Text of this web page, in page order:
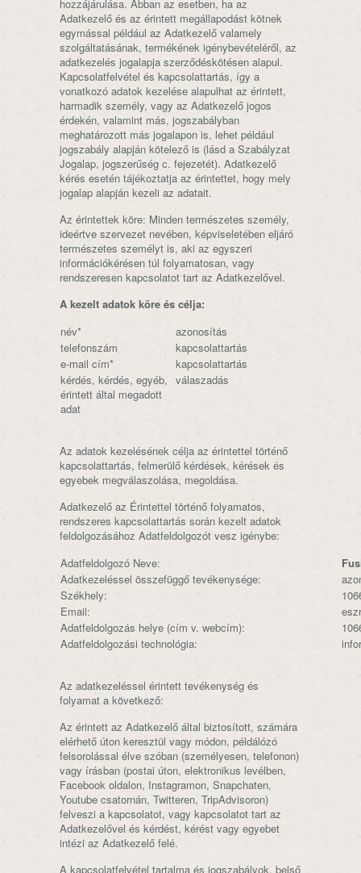
hozzájárulása. Abban az esetben, ha az
Adatkezelő és az érintett megállapodást kötnek
egymással például az Adatkezelő valamely
szolgáltatásának, termékének igénybevételéről, az
adatkezelés jogalapja szerződéskötésen alapul.
Kapcsolatfelvétel és kapcsolattartás, így a
vonatkozó adatok kezelése alapulhat az érintett,
harmadik személy, vagy az Adatkezelő jogos
érdekén, valamint más, jogszabályban
meghatározott más jogalapon is, lehet például
jogszabály alapján kötelező is (lásd a Szabályzat
Jogalap, jogszerűség c. fejezetét). Adatkezelő
kérés esetén tájékoztatja az érintettet, hogy mely
jogalap alapján kezeli az adatait.
Az érintettek köre: Minden természetes személy,
ideértve szervezet nevében, képviseletében eljáró
természetes személyt is, aki az egyszeri
információkérésen túl folyamatosan, vagy
rendszeresen kapcsolatot tart az Adatkezelővel.
A kezelt adatok köre és célja:
név*
azonosítás
telefonszám
kapcsolattartás
e-mail cím*
kapcsolattartás
kérdés, kérdés, egyéb,
érintett által megadott
adat
válaszadás
Az adatok kezelésének célja az érintettel történő
kapcsolattartás, felmerülő kérdések, kérések és
egyebek megválaszolása, megoldása.
Adatkezelő az Érintettel történő folyamatos,
rendszeres kapcsolattartás során kezelt adatok
feldolgozásához Adatfeldolgozót vesz igénybe:
Adatfeldolgozó Neve:
Adatkezeléssel összefüggő tevékenysége:
Székhely:
Email:
Adatfeldolgozás helye (cím v. webcím):
Adatfeldolgozási technológia:
Az adatkezeléssel érintett tevékenység és
folyamat a következő:
Az érintett az Adatkezelő által biztosított, számára
elérhető úton keresztül vagy módon, példálózó
felsorolással élve szóban (személyesen, telefonon)
vagy írásban (postai úton, elektronikus levélben,
Facebook oldalon, Instagramon, Snapchaten,
Youtube csatornán, Twitteren, TripAdvisoron)
felveszi a kapcsolatot, vagy kapcsolatot tart az
Adatkezelővel és kérdést, kérést vagy egyebet
intézi az Adatkezelő felé.
A kapcsolatfelvétel tartalma és jogszabályok, belső